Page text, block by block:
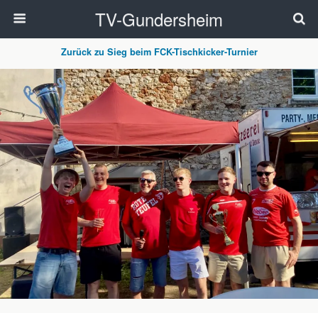
TV-Gundersheim
Zurück zu Sieg beim FCK-Tischkicker-Turnier